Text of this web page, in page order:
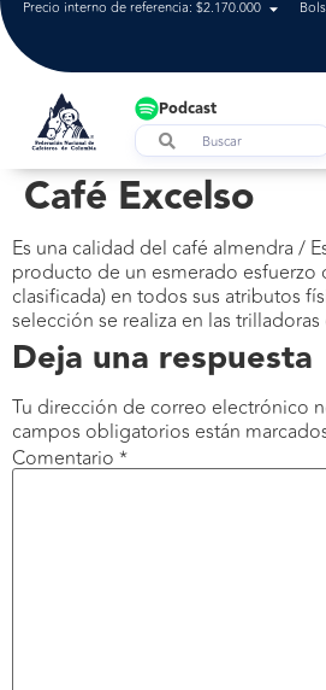
Precio interno de referencia: $2.170.000
Podcast
Café Excelso
Es una calidad del café almendra /
producto de un esmerado esfuerzo
clasificada) en todos sus atributos
selección se realiza en las
Deja una respuesta
Tu dirección de correo electrónico
campos obligatorios están
Comentario *